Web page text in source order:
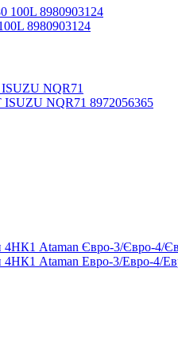
8980903124
ISUZU NQR71 8972056365
4НК1 Ataman Евро-3/Евро-4/